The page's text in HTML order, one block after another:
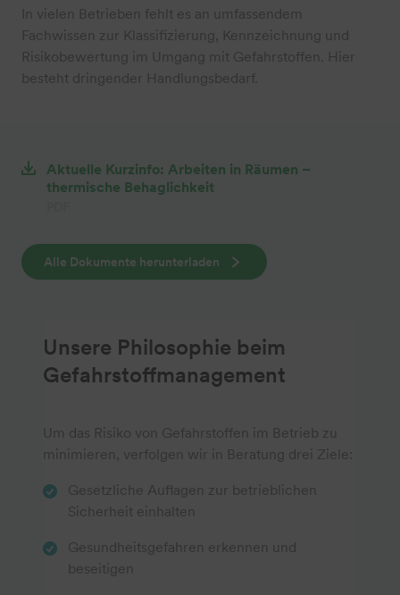
In vielen Betrieben fehlt es an umfassendem
Fachwissen zur Klassifizierung, Kennzeichnung und
Risikobewertung im Umgang mit Gefahrstoffen. Hier
besteht dringender Handlungsbedarf.
Aktuelle Kurzinfo: Arbeiten in Räumen –
thermische Behaglichkeit
Alle Dokumente herunterladen
Unsere Philosophie beim
Gefahrstoffmanagement
Um das Risiko von Gefahrstoffen im Betrieb zu
minimieren, verfolgen wir in Beratung drei Ziele:
Gesetzliche Auflagen zur betrieblichen
Sicherheit einhalten
Gesundheitsgefahren erkennen und
beseitigen